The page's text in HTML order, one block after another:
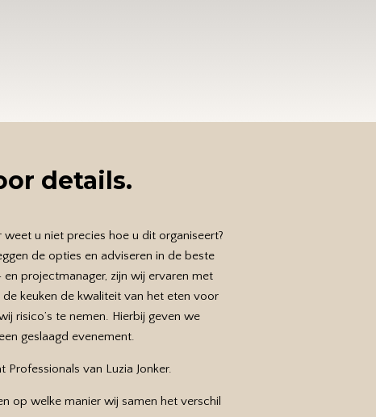
details.
u niet precies hoe u dit organiseert?
de opties en adviseren in de beste
projectmanager, zijn wij ervaren met
keuken de kwaliteit van het eten voor
risico’s te nemen. Hierbij geven we
geslaagd evenement.
van Luzia Jonker.
op welke manier wij samen het verschil